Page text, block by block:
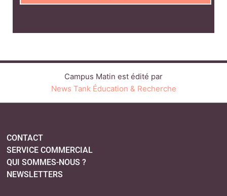
Campus Matin est édité par
News Tank Éducation & Recherche
CONTACT
SERVICE COMMERCIAL
QUI SOMMES-NOUS ?
NEWSLETTERS